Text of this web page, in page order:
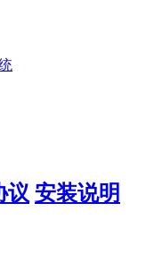
议 安装说明